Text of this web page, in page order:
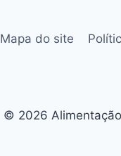
Mapa do site
© 2026